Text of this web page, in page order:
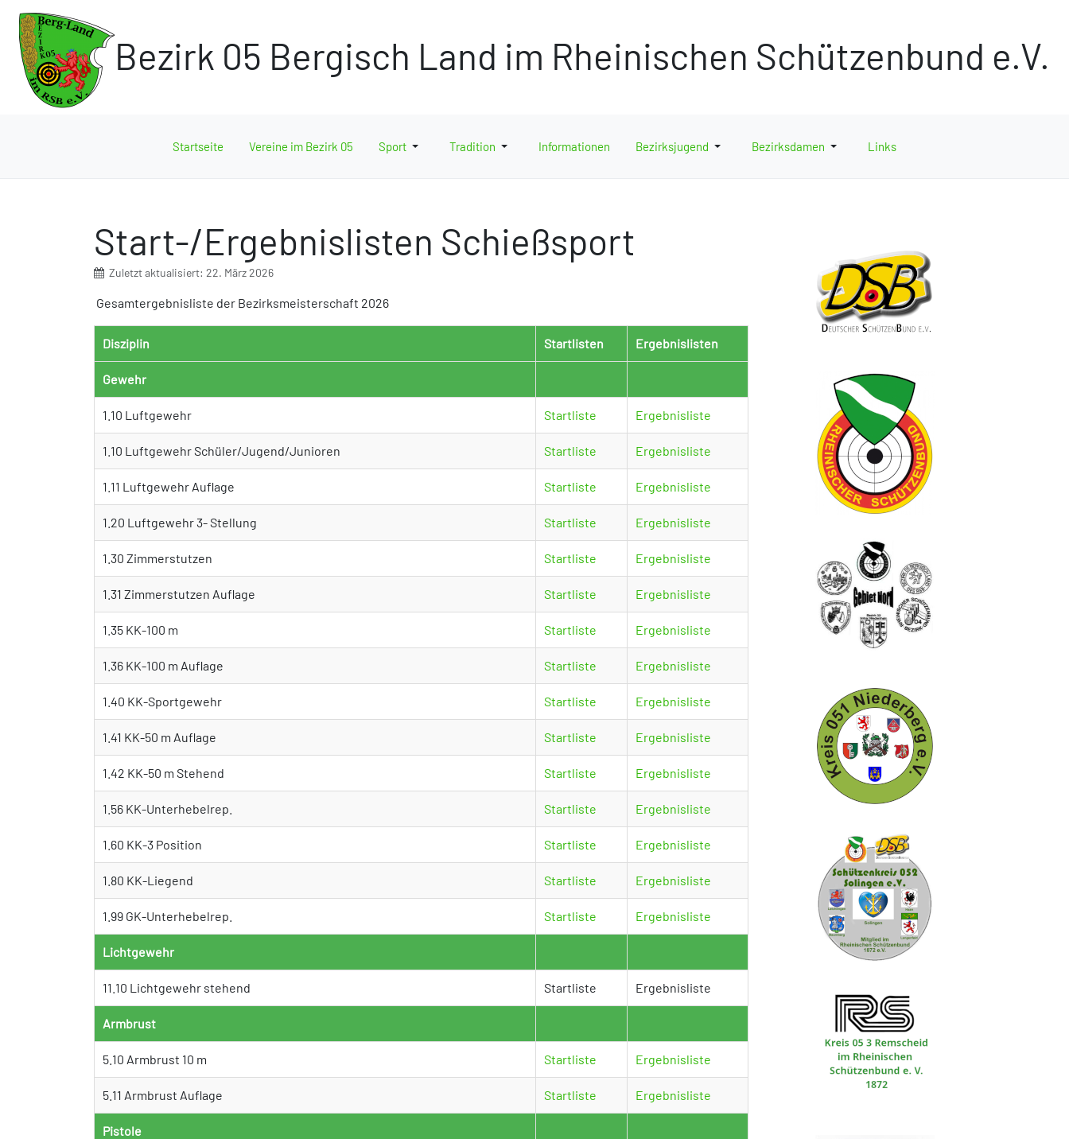
Bezirk 05 Bergisch Land im Rheinischen Schützenbund e.V.
Startseite Vereine im Bezirk 05 Sport Tradition Informationen Bezirksjugend Bezirksdamen Links
Start-/Ergebnislisten Schießsport
Zuletzt aktualisiert: 22. März 2026
Gesamtergebnisliste der Bezirksmeisterschaft 2026
Disziplin Startlisten Ergebnislisten
Gewehr
1.10 Luftgewehr Startliste Ergebnisliste
1.10 Luftgewehr Schüler/Jugend/Junioren Startliste Ergebnisliste
1.11 Luftgewehr Auflage Startliste Ergebnisliste
1.20 Luftgewehr 3- Stellung Startliste Ergebnisliste
1.30 Zimmerstutzen Startliste Ergebnisliste
1.31 Zimmerstutzen Auflage Startliste Ergebnisliste
1.35 KK-100 m Startliste Ergebnisliste
1.36 KK-100 m Auflage Startliste Ergebnisliste
1.40 KK-Sportgewehr Startliste Ergebnisliste
1.41 KK-50 m Auflage Startliste Ergebnisliste
1.42 KK-50 m Stehend Startliste Ergebnisliste
1.56 KK-Unterhebelrep. Startliste Ergebnisliste
1.60 KK-3 Position Startliste Ergebnisliste
1.80 KK-Liegend Startliste Ergebnisliste
1.99 GK-Unterhebelrep. Startliste Ergebnisliste
Lichtgewehr
11.10 Lichtgewehr stehend Startliste Ergebnisliste
Armbrust
5.10 Armbrust 10 m Startliste Ergebnisliste
5.11 Armbrust Auflage Startliste Ergebnisliste
Pistole